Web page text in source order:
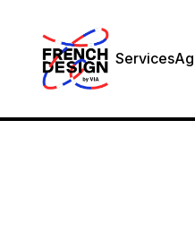
Services